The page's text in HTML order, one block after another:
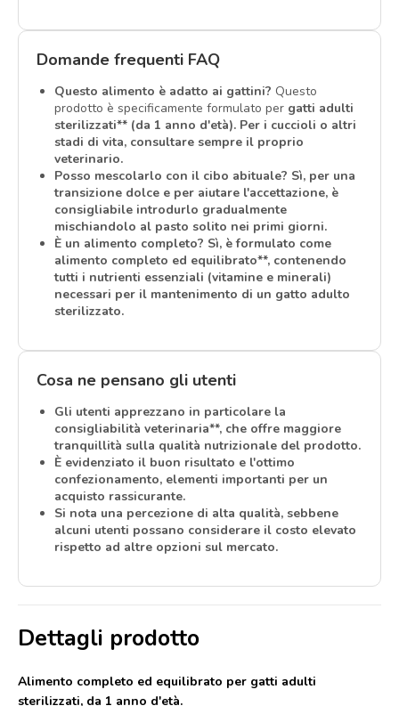
Domande frequenti FAQ
Questo alimento è adatto ai gattini? Questo
prodotto è specificamente formulato per gatti adulti
sterilizzati** (da 1 anno d'età). Per i cuccioli o altri
stadi di vita, consultare sempre il proprio
veterinario.
Posso mescolarlo con il cibo abituale? Sì, per una
transizione dolce e per aiutare l'accettazione, è
consigliabile introdurlo gradualmente
mischiandolo al pasto solito nei primi giorni.
È un alimento completo? Sì, è formulato come
alimento completo ed equilibrato**, contenendo
tutti i nutrienti essenziali (vitamine e minerali)
necessari per il mantenimento di un gatto adulto
sterilizzato.
Cosa ne pensano gli utenti
Gli utenti apprezzano in particolare la
consigliabilità veterinaria**, che offre maggiore
tranquillità sulla qualità nutrizionale del prodotto.
È evidenziato il buon risultato e l'ottimo
confezionamento, elementi importanti per un
acquisto rassicurante.
Si nota una percezione di alta qualità, sebbene
alcuni utenti possano considerare il costo elevato
rispetto ad altre opzioni sul mercato.
Dettagli prodotto
Alimento completo ed equilibrato per gatti adulti
sterilizzati, da 1 anno d'età.